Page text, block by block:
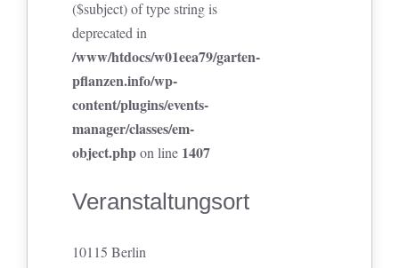
($subject) of type string is
deprecated in
/www/htdocs/w01eea79/garten-
pflanzen.info/wp-
content/plugins/events-
manager/classes/em-
object.phpon line 1407
Veranstaltungsort
10115 Berlin